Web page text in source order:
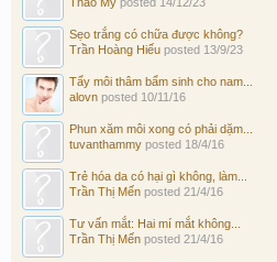
Sẹo trắng có chữa được không?
Trần Hoàng Hiếu posted 13/9/23
Tẩy môi thâm bẩm sinh cho nam...
alovn posted 10/11/16
Phun xăm môi xong có phải dặm...
tuvanthammy posted 18/4/16
Trẻ hóa da có hại gì không, làm...
Trần Thị Mến posted 21/4/16
Tư vấn mắt: Hai mí mắt không...
Trần Thị Mến posted 21/4/16